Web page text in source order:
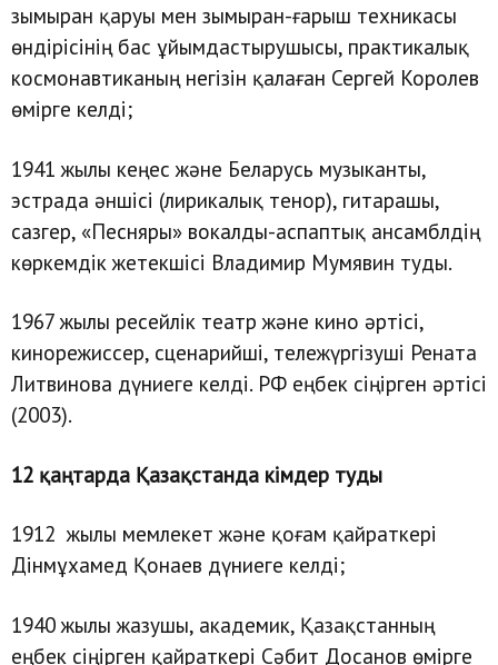
зымыран қаруы мен зымыран-ғарыш техникасы
өндірісінің бас ұйымдастырушысы, практикалық
космонавтиканың негізін қалаған Сергей Королев
өмірге келді;
1941 жылы кеңес және Беларусь музыканты,
эстрада әншісі (лирикалық тенор), гитарашы,
сазгер, «Песняры» вокалды-аспаптық ансамблдің
көркемдік жетекшісі Владимир Мумявин туды.
1967 жылы ресейлік театр және кино әртісі,
кинорежиссер, сценарийші, тележүргізуші Рената
Литвинова дүниеге келді. РФ еңбек сіңірген әртісі
(2003).
12 қаңтарда Қазақстанда кімдер туды
1912 жылы мемлекет және қоғам қайраткері
Дінмұхамед Қонаев дүниеге келді;
1940 жылы жазушы, академик, Қазақстанның
еңбек сіңірген қайраткері Сәбит Досанов өмірге